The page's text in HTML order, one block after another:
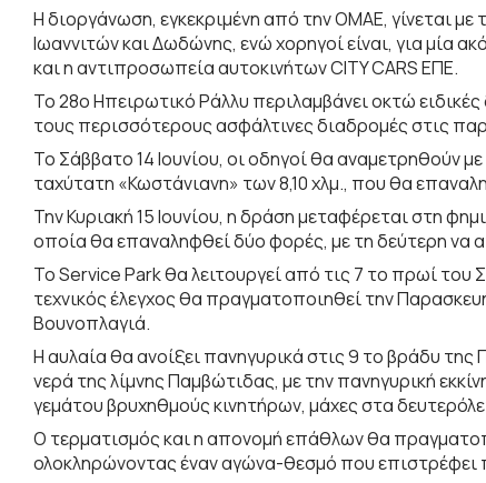
Η διοργάνωση, εγκεκριμένη από την ΟΜΑΕ, γίνεται
Ιωαννιτών και Δωδώνης, ενώ χορηγοί είναι, για μία
και η αντιπροσωπεία αυτοκινήτων CITY CARS ΕΠΕ.
Το 28ο Ηπειρωτικό Ράλλυ περιλαμβάνει οκτώ
τους περισσότερους ασφάλτινες διαδρομές στις
Το Σάββατο 14 Ιουνίου, οι οδηγοί θα αναμετρηθούν
ταχύτατη «Κωστάνιανη» των 8,10 χλμ., που θα
Την Κυριακή 15 Ιουνίου, η δράση μεταφέρεται στη
οποία θα επαναληφθεί δύο φορές, με τη δεύτερη να
Το Service Park θα λειτουργεί από τις 7 το πρωί του
τεχνικός έλεγχος θα πραγματοποιηθεί την
Βουνοπλαγιά.
Η αυλαία θα ανοίξει πανηγυρικά στις 9 το βράδυ
νερά της λίμνης Παμβώτιδας, με την πανηγυρική
γεμάτου βρυχηθμούς κινητήρων, μάχες στα
Ο τερματισμός και η απονομή επάθλων θα
ολοκληρώνοντας έναν αγώνα-θεσμό που